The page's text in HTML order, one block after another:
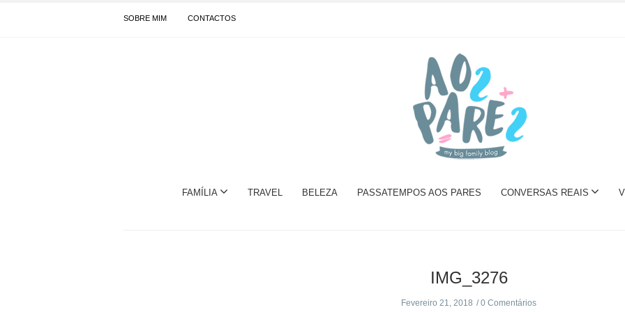
SOBRE MIM CONTACTOS
FAMÍLIA TRAVEL BELEZA PASSATEMPOS AOS PARES CONVERSAS REAIS
IMG_3276
Fevereiro 21, 2018 0 Comentários